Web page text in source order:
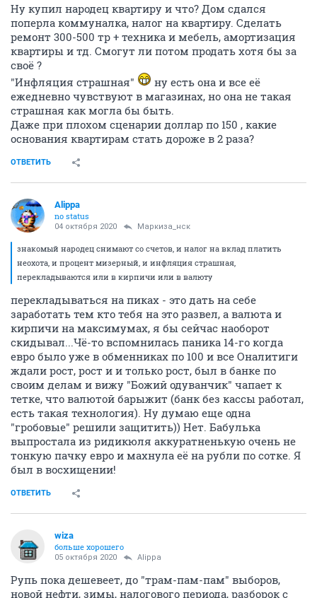
Ну купил народец квартиру и что? Дом сдался
поперла коммуналка, налог на квартиру. Сделать
ремонт 300-500 тр + техника и мебель, амортизация
квартиры и тд. Смогут ли потом продать хотя бы за
своё ?
"Инфляция страшная"
ну есть она и все её
ежедневно чувствуют в магазинах, но она не такая
страшная как могла бы быть.
Даже при плохом сценарии доллар по 150 , какие
основания квартирам стать дороже в 2 раза?
ОТВЕТИТЬ
Alippa
no status
04 октября 2020 Маркиза_нск
знакомый народец снимают со счетов, и налог на вклад платить
неохота, и процент мизерный, и инфляция страшная,
перекладываются или в кирпичи или в валюту
перекладываться на пиках - это дать на себе
заработать тем кто тебя на это развел, а валюта и
кирпичи на максимумах, я бы сейчас наоборот
скидывал...Чё-то вспомнилась паника 14-го когда
евро было уже в обменниках по 100 и все Оналитиги
ждали рост, рост и и только рост, был в банке по
своим делам и вижу "Божий одуванчик" чапает к
тетке, что валютой барыжит (банк без кассы работал,
есть такая технология). Ну думаю еще одна
"гробовые" решили защитить)) Нет. Бабулька
выпростала из ридикюля аккуратненькую очень не
тонкую пачку евро и махнула её на рубли по сотке. Я
был в восхищении!
ОТВЕТИТЬ
wiza
больше хорошего
05 октября 2020 Alippa
Рупь пока дешевеет, до "трам-пам-пам" выборов,
новой нефти, зимы, налогового периода, разборок с